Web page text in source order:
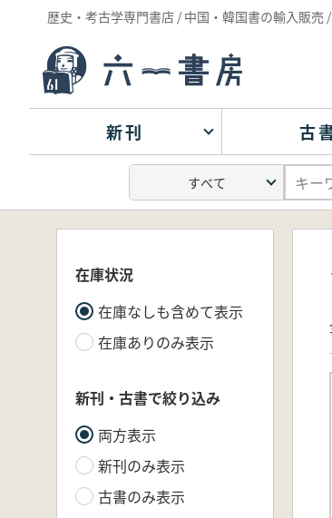
歴史・考古学専門書店 / 中国・韓国書の輸入販売
新刊 古
在庫状況
在庫なしも含めて表示
在庫ありのみ表示
新刊・古書で絞り込み
両方表示
新刊のみ表示
古書のみ表示